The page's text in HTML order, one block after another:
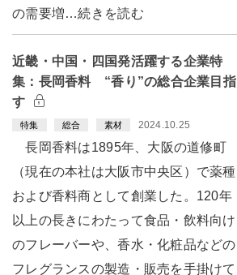
の需要増…続きを読む
近畿・中国・四国発活躍する企業特
集：長岡香料 “香り”の総合企業目指
す
特集 総合 素材 2024.10.25
長岡香料は1895年、大阪の道修町
（現在の本社は大阪市中央区）で薬種
および香料商として創業した。120年
以上の長きにわたって食品・飲料向け
のフレーバーや、香水・化粧品などの
フレグランスの製造・販売を手掛けて